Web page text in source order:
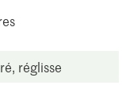
réglisse